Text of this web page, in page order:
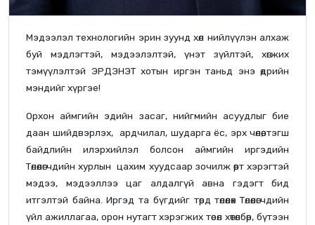
Мэдээлэл технологийн эрин зуунд хөл нийлүүлэн алхаж
буй мэдлэгтэй, мэдээлэлтэй, үнэт зүйлтэй, хөгжих
тэмүүлэлтэй ЭРДЭНЭТ хотын иргэн таньд энэ өдрийн
мэндийг хүргэе!
Орхон аймгийн эдийн засаг, нийгмийн асуудлыг бие
даан шийдвэрлэх, ардчилал, шударга ёс, эрх чөлөө, тэгш
байдлийн илэрхийлэл болсон аймгийн иргэдийн
Төлөөлөгчдийн хурлын цахим хуудсаар зочилж өөрт хэрэгтэй
мэдээ, мэдээллээ цаг алдалгүй авна гэдэгт бид
итгэлтэй байна. Иргэд та бүгдийг төрд төлөөлөх Төлөөлөгчдийн
үйл ажиллагаа, орон нутагт хэрэгжих төсөл хөтөлбөр, бүтээн